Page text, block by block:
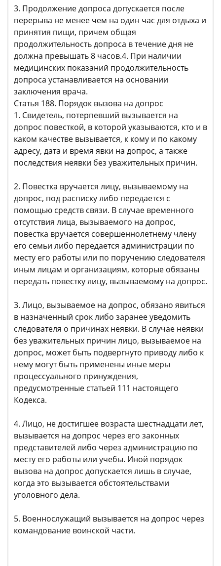
3. Продолжение допроса допускается после
перерыва не менее чем на один час для отдыха и
принятия пищи, причем общая
продолжительность допроса в течение дня не
должна превышать 8 часов.4. При наличии
медицинских показаний продолжительность
допроса устанавливается на основании
заключения врача.
Статья 188. Порядок вызова на допрос
1. Свидетель, потерпевший вызывается на
допрос повесткой, в которой указываются, кто и в
каком качестве вызывается, к кому и по какому
адресу, дата и время явки на допрос, а также
последствия неявки без уважительных причин.
2. Повестка вручается лицу, вызываемому на
допрос, под расписку либо передается с
помощью средств связи. В случае временного
отсутствия лица, вызываемого на допрос,
повестка вручается совершеннолетнему члену
его семьи либо передается администрации по
месту его работы или по поручению следователя
иным лицам и организациям, которые обязаны
передать повестку лицу, вызываемому на допрос.
3. Лицо, вызываемое на допрос, обязано явиться
в назначенный срок либо заранее уведомить
следователя о причинах неявки. В случае неявки
без уважительных причин лицо, вызываемое на
допрос, может быть подвергнуто приводу либо к
нему могут быть применены иные меры
процессуального принуждения,
предусмотренные статьей 111 настоящего
Кодекса.
4. Лицо, не достигшее возраста шестнадцати лет,
вызывается на допрос через его законных
представителей либо через администрацию по
месту его работы или учебы. Иной порядок
вызова на допрос допускается лишь в случае,
когда это вызывается обстоятельствами
уголовного дела.
5. Военнослужащий вызывается на допрос через
командование воинской части.